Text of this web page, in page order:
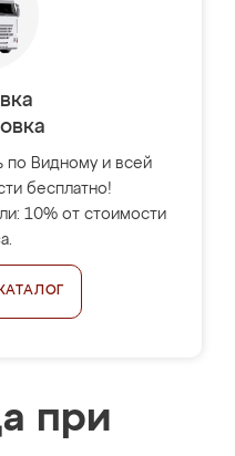
по Видному и всей
бесплатно!
10% от стоимости
при